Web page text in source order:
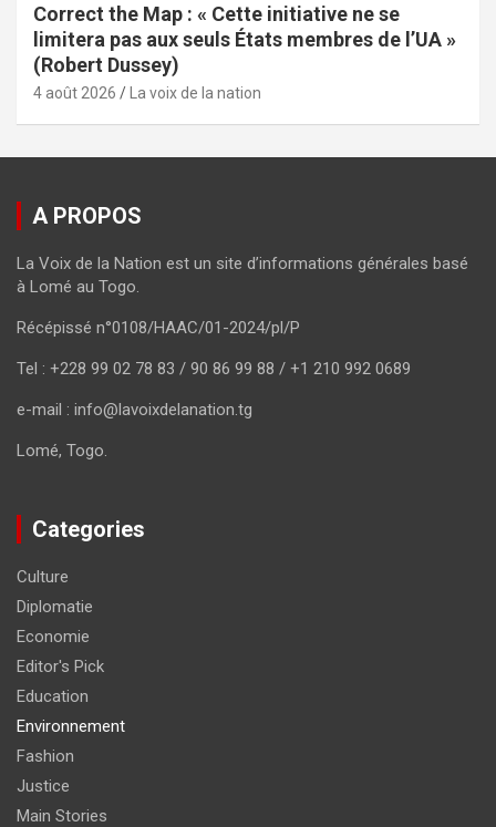
Correct the Map : « Cette initiative ne se
limitera pas aux seuls États membres de l’UA »
(Robert Dussey)
4 août 2026 La voix de la nation
A PROPOS
La Voix de la Nation est un site d’informations générales basé
à Lomé au Togo.
Récépissé n°0108/HAAC/01-2024/pl/P
Tel : +228 99 02 78 83 / 90 86 99 88 / +1 210 992 0689
e-mail : info@lavoixdelanation.tg
Lomé, Togo.
Categories
Culture
Diplomatie
Economie
Editor's Pick
Education
Environnement
Fashion
Justice
Main Stories